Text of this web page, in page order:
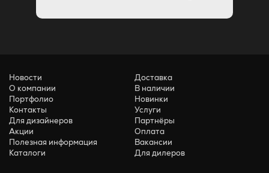
Новости
О компании
Портфолио
Контакты
Для дизайнеров
Акции
Полезная информация
Каталоги
Доставка
В наличии
Новинки
Услуги
Партнёры
Оплата
Вакансии
Для дилеров